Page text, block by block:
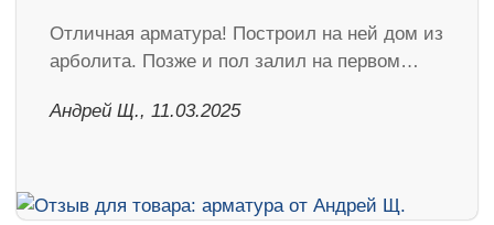
Отличная арматура! Построил на ней дом из
арболита. Позже и пол залил на первом…
Андрей Щ., 11.03.2025